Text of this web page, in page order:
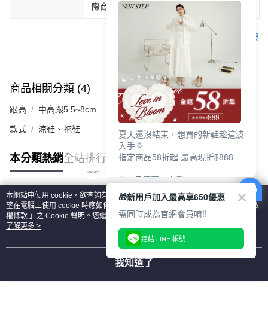
際商品為主。
客服
商品相關分類 (4) 查看全部
跟高 中高跟5.5~8cm
款式 涼鞋、拖鞋
本分類熱銷全站排行
熱門標籤
本網站中使用 cookie，欲查詢有關本網站使用 cookie 方式之詳情，及若您不希
望在電腦上使用 cookie 時應如何變更電腦的 cookie 設定，請參閱本網站「
隱私
權條款 」之 Cookie 聲明。您繼續使用本網站即表示您同意本公司得按本網站使
用條款之 Cookie 聲明使用 cookie。
了解更多 >
我知道了
夏天還沒結束，想買的新鞋趁這波
入手🌞
指定商品58折起 最高現折$888
🎉 8月優惠一次看
①LINE購物最高10%回饋
②每周限定品現折200
③指定商品58折起 最高現折$888
上班鞋、休閒鞋、涼鞋一次逛齊
好搭、出遊好走、聚會也漂亮
🎁新用戶加入最高享650優惠
需同時成為官網會員唷!!
連結 LINE 帳號